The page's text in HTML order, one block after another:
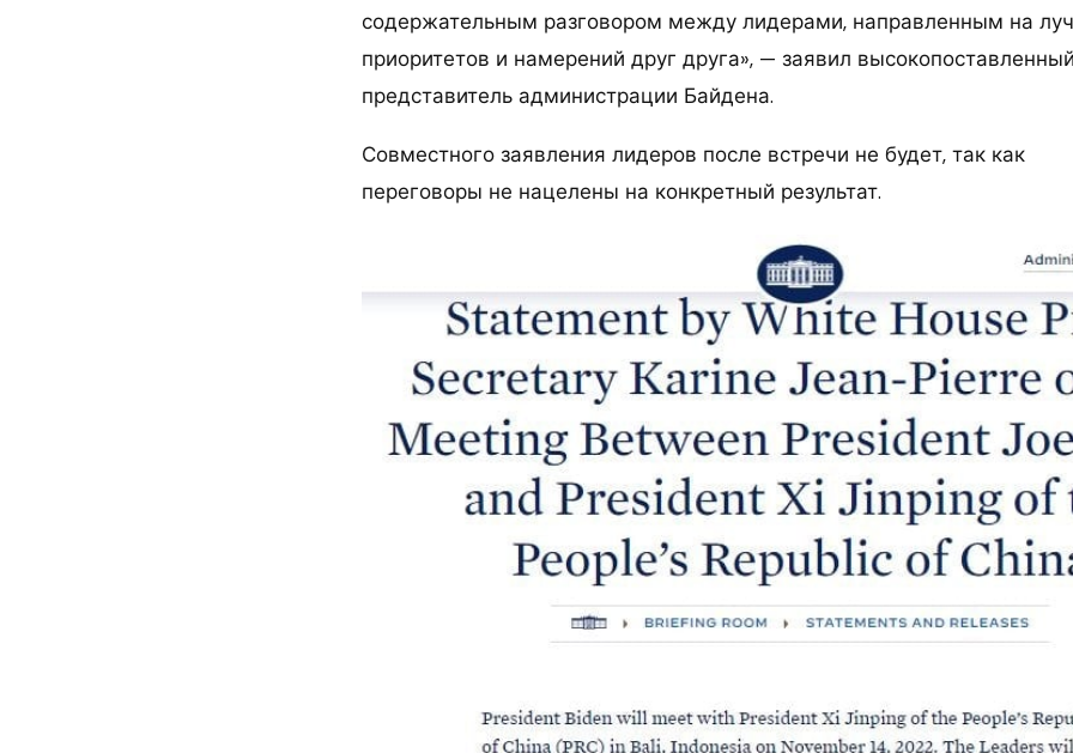
содержательным разговором между лидерами, направленным на
приоритетов и намерений друг друга», — заявил
представитель администрации Байдена.
Совместного заявления лидеров после встречи не будет, так как
переговоры не нацелены на конкретный результат.